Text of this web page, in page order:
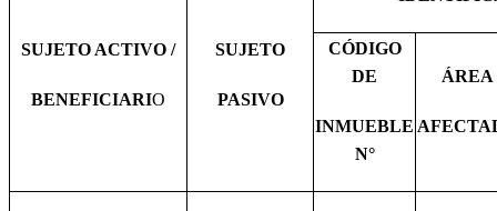
SUJETO ACTIVO /
BENEFICIARIO
SUJETO
PASIVO
CÓDIGO
DE
INMUEBLE
N°
ÁREA